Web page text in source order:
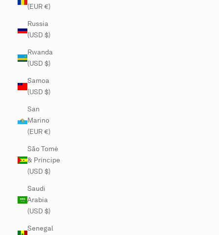
(EUR €)
Russia
(USD $)
Rwanda
(USD $)
Samoa
(USD $)
San
Marino
(EUR €)
São Tomé
& Príncipe
(USD $)
Saudi
Arabia
(USD $)
Senegal